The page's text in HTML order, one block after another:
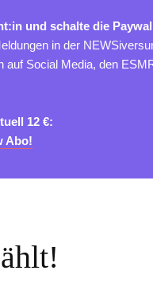
und schalte die
in der
auf Social Media, den
12 €:
Abo!